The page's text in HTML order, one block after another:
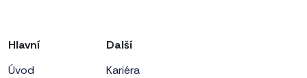
Hlavní
Úvod
Další
Kariéra